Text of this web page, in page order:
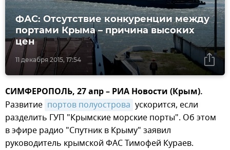
11 декабря 2015, 17:54
ФАС: Отсутствие конкуренции между
портами Крыма – причина высоких
цен
СИМФЕРОПОЛЬ, 27 апр – РИА Новости (Крым).
Развитие портов полуострова ускорится, если
разделить ГУП "Крымские морские порты". Об этом
в эфире радио "Спутник в Крыму" заявил
руководитель крымской ФАС Тимофей Кураев.